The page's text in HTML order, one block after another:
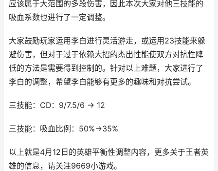
应该属于大范围的多段伤害，因此本次大家对他三技能的
吸血系数也进行了一定调整。
大家鼓励玩家运用李白进行灵活游走，或运用23技能来躲
避伤害，但对于过于依赖大招的杰出性能使双方对抗性降
低的方法是需要得到控制的。针对以上难题，大家进行了
李白的调整，希望李白能够有更多的趣味和对抗尝试。
三技能：CD：9/7.5/6 → 12
三技能：吸血比例：50%→35%
以上就是4月12日的英雄平衡性调整内容，更多关于王者英
雄的信息，请关注9669小游戏。